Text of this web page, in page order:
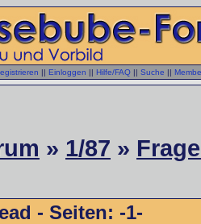
|| Einloggen || Hilfe/FAQ || Suche ||
» 1/87 »
- Seiten: -1-